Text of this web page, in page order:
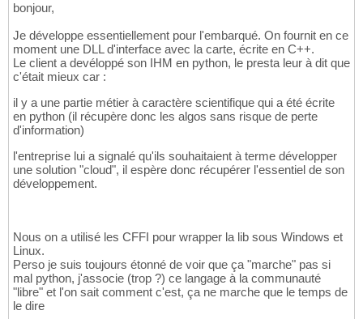
bonjour,
Je développe essentiellement pour l'embarqué. On fournit en ce
moment une DLL d'interface avec la carte, écrite en C++.
Le client a devéloppé son IHM en python, le presta leur à dit que
c'était mieux car :
il y a une partie métier à caractère scientifique qui a été écrite
en python (il récupère donc les algos sans risque de perte
d'information)
l'entreprise lui a signalé qu'ils souhaitaient à terme développer
une solution "cloud", il espère donc récupérer l'essentiel de son
développement.
Nous on a utilisé les CFFI pour wrapper la lib sous Windows et
Linux.
Perso je suis toujours étonné de voir que ça "marche" pas si
mal python, j'associe (trop ?) ce langage à la communauté
"libre" et l'on sait comment c'est, ça ne marche que le temps de
le dire